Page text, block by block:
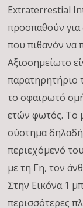
Extraterrestial
προσπαθούν για
που πιθανόν να
Αξιοσημείωτο
παρατηρητήριο
το σφαιρωτό
ετών φωτός. Το
σύστημα
περιεχόμενό
με τη Γη, τον
Στην Εικόνα 1
περισσότερες